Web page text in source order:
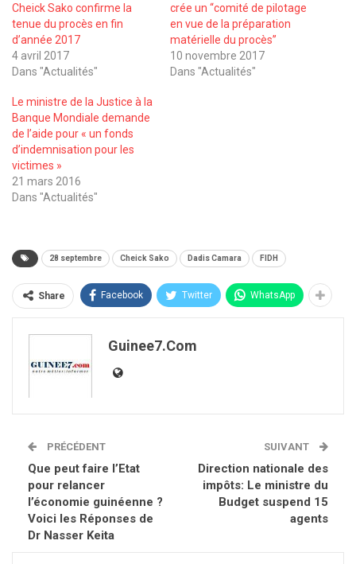
Cheick Sako confirme la
tenue du procès en fin
d’année 2017
4 avril 2017
Dans "Actualités"
crée un ‘‘comité de pilotage
en vue de la préparation
matérielle du procès’’
10 novembre 2017
Dans "Actualités"
Le ministre de la Justice à la
Banque Mondiale demande
de l’aide pour « un fonds
d’indemnisation pour les
victimes »
21 mars 2016
Dans "Actualités"
28 septembre Cheick Sako Dadis Camara FIDH
Share Facebook Twitter WhatsApp
Guinee7.com
PRÉCÉDENT
Que peut faire l’Etat
pour relancer
l’économie guinéenne ?
Voici les Réponses de
Dr Nasser Keita
SUIVANT
Direction nationale des
impôts: Le ministre du
Budget suspend 15
agents